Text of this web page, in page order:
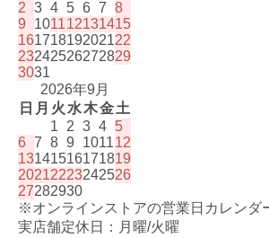
2 3 4 5 6 7 8
9
101112131415
16171819202122
23242526272829
3031
2026年9月
日 月 火 水木金土
1
2 3 4 5
6 7 8 9 101112
13141516171819
20212223242526
27282930
※オンラインストアの営業日カレンダ
実店舗定休日：月曜/火曜